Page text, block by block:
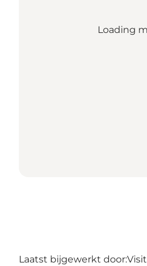
Loading
Laatst bijgewerkt door: